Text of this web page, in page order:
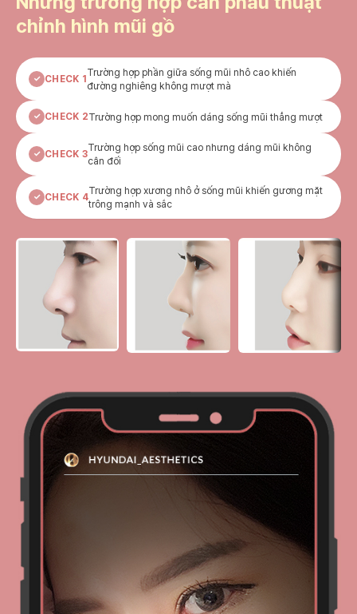
chỉnh hình mũi gồ
✓ CHECK 1
Trường hợp phần giữa sống mũi nhô cao khiến
đường nghiêng không mượt mà
✓ CHECK 2Trường hợp mong muốn dáng sống mũi thẳng mượt
✓ CHECK 3
Trường hợp sống mũi cao nhưng dáng mũi không
cân đối
✓ CHECK 4
Trường hợp xương nhô ở sống mũi khiến gương mặt
trông mạnh và sắc